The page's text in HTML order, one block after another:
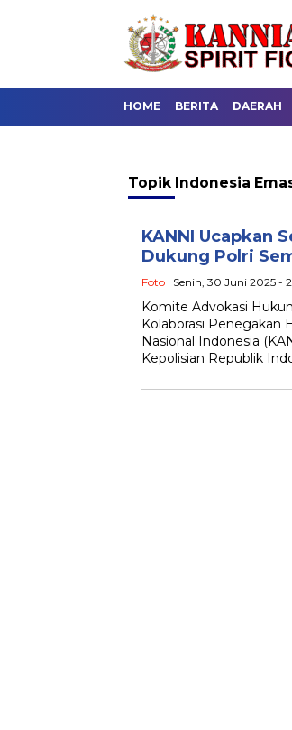
HOME BERITA DAERAH
Topik Indonesia
KANNI Ucapkan
Dukung Polri
Foto | Senin, 30 Juni 2025 -
Komite Advokasi
Kolaborasi Penegakan
Nasional Indonesia
Kepolisian Republik